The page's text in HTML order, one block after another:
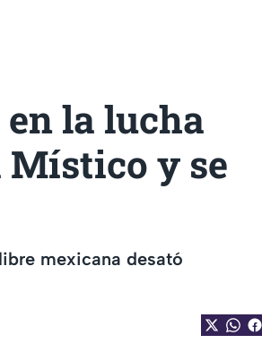
en la lucha
y se
mexicana desató